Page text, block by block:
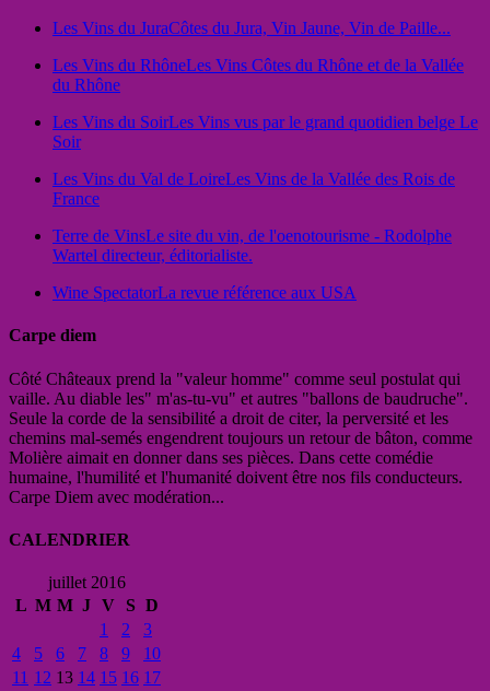
Les Vins du JuraCôtes du Jura, Vin Jaune, Vin de Paille...
Les Vins du RhôneLes Vins Côtes du Rhône et de la Vallée
du Rhône
Les Vins du SoirLes Vins vus par le grand quotidien belge Le
Soir
Les Vins du Val de LoireLes Vins de la Vallée des Rois de
France
Terre de VinsLe site du vin, de l'oenotourisme - Rodolphe
Wartel directeur, éditorialiste.
Wine SpectatorLa revue référence aux USA
Carpe diem
Côté Châteaux prend la "valeur homme" comme seul postulat qui
vaille. Au diable les" m'as-tu-vu" et autres "ballons de baudruche".
Seule la corde de la sensibilité a droit de citer, la perversité et les
chemins mal-semés engendrent toujours un retour de bâton, comme
Molière aimait en donner dans ses pièces. Dans cette comédie
humaine, l'humilité et l'humanité doivent être nos fils conducteurs.
Carpe Diem avec modération...
CALENDRIER
juillet 2016
L M M J V S D
1
2
3
4
5 6 7 8 9
10
11 12 13 14 15 16 17